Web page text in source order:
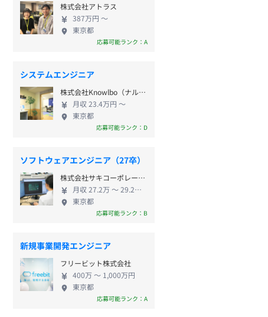
株式会社アトラス
387万円 〜
東京都
応募可能ランク：A
システムエンジニア
株式会社Knowlbo（ナルボ）
月収 23.4万円 〜
東京都
応募可能ランク：D
ソフトウェアエンジニア（27卒）
株式会社サキコーポレーション
月収 27.2万 〜 29.2万円
東京都
応募可能ランク：B
新規事業開発エンジニア
フリービット株式会社
400万 〜 1,000万円
東京都
応募可能ランク：A